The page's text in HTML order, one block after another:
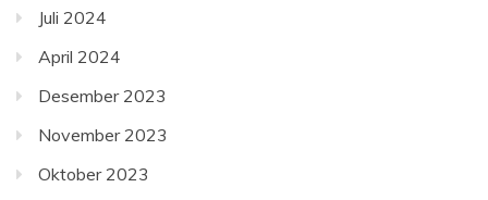
Juli 2024
April 2024
Desember 2023
November 2023
Oktober 2023